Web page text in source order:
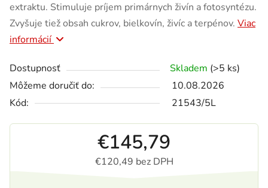
extraktu. Stimuluje príjem primárnych živín a fotosyntézu.
Zvyšuje tiež obsah cukrov, bielkovín, živíc a terpénov. Viac
informácií
Dostupnosť Skladem (>5 ks)
Môžeme doručiť do:
10.08.2026
Kód:
21543/5L
€145,79
€120,49 bez DPH